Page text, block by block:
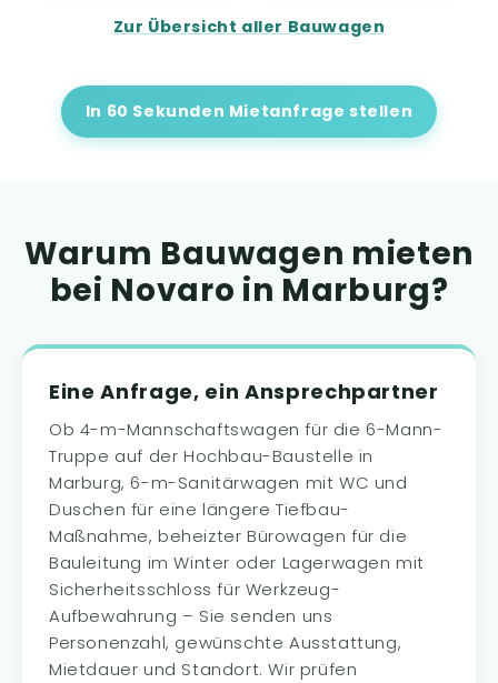
Zur Übersicht aller Bauwagen
In 60 Sekunden Mietanfrage stellen
Warum Bauwagen mieten
bei Novaro in Marburg?
Eine Anfrage, ein Ansprechpartner
Ob 4-m-Mannschaftswagen für die 6-Mann-
Truppe auf der Hochbau-Baustelle in
Marburg, 6-m-Sanitärwagen mit WC und
Duschen für eine längere Tiefbau-
Maßnahme, beheizter Bürowagen für die
Bauleitung im Winter oder Lagerwagen mit
Sicherheitsschloss für Werkzeug-
Aufbewahrung – Sie senden uns
Personenzahl, gewünschte Ausstattung,
Mietdauer und Standort. Wir prüfen